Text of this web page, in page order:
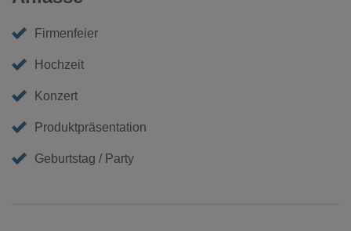
Firmenfeier
Hochzeit
Konzert
Produktpräsentation
Geburtstag / Party